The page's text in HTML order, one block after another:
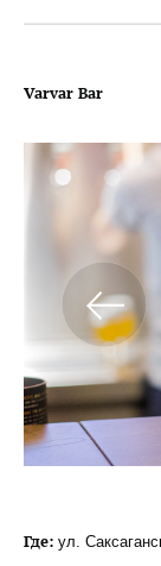
Varvar Bar
Где: ул.